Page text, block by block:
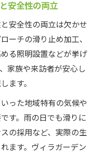
安全性の両立
安全性の両立は欠かせ
ーチの滑り止め加工、
る照明設置などが挙げ
家族や来訪者が安心し
ます。
った地域特有の気候や
す。雨の日でも滑りに
の採用など、実際の生
ます。ヴィラガーデン